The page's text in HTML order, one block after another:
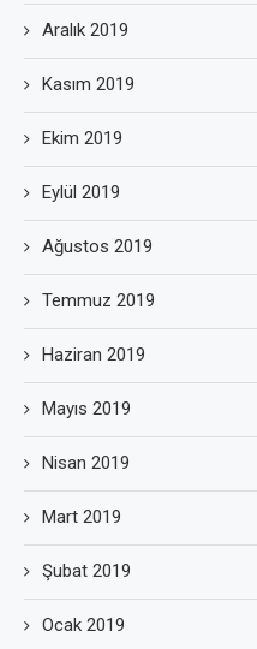
Aralık 2019
Kasım 2019
Ekim 2019
Eylül 2019
Ağustos 2019
Temmuz 2019
Haziran 2019
Mayıs 2019
Nisan 2019
Mart 2019
Şubat 2019
Ocak 2019